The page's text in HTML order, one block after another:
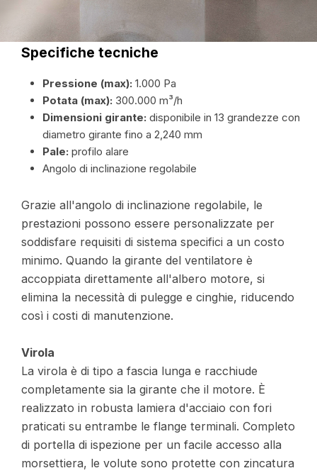
Specifiche tecniche
Pressione (max):1.000 Pa
Potata (max): 300.000 m³/h
Dimensioni girante:disponibile in 13 grandezze con
diametro girante fino a 2,240 mm
Pale:profilo alare
Angolo di inclinazione regolabile
Grazie all'angolo di inclinazione regolabile, le
prestazioni possono essere personalizzate per
soddisfare requisiti di sistema specifici a un costo
minimo. Quando la girante del ventilatore è
accoppiata direttamente all'albero motore, si
elimina la necessità di pulegge e cinghie, riducendo
così i costi di manutenzione.
Virola
La virola è di tipo a fascia lunga e racchiude
completamente sia la girante che il motore. È
realizzato in robusta lamiera d'acciaio con fori
praticati su entrambe le flange terminali. Completo
di portella di ispezione per un facile accesso alla
morsettiera, le volute sono protette con zincatura